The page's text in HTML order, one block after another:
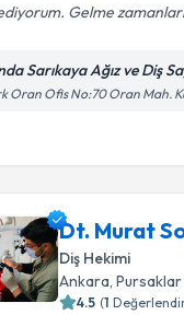
Gelme
Sarıkaya Ağız ve Diş
Oran Ofis No:70 Oran Mah.
Dt. Murat
Diş Hekimi
Ankara, Pursaklar
4.5 (1